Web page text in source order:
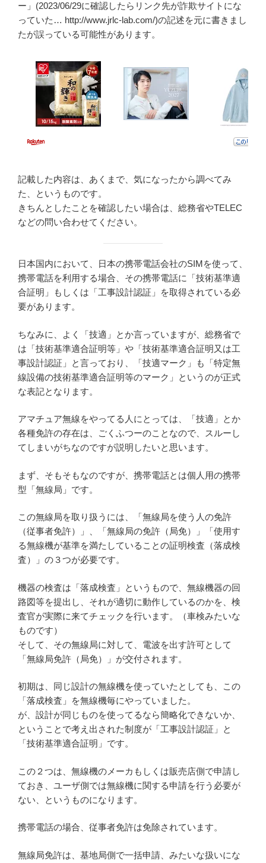
ー」(2023/06/29に確認したらリンク先が詐欺サイトにな
っていた… http://www.jrlc-lab.com/)の記述を元に書きまし
たが誤っている可能性があります。
記載した内容は、あくまで、気になったから調べてみ
た、というものです。
きちんとしたことを確認したい場合は、総務省やTELEC
などの問い合わせてください。
日本国内において、日本の携帯電話会社のSIMを使って、
携帯電話を利用する場合、その携帯電話に「技術基準適
合証明」もしくは「工事設計認証」を取得されている必
要があります。
ちなみに、よく「技適」とか言っていますが、総務省で
は「技術基準適合証明等」や「技術基準適合証明又は工
事設計認証」と言っており、「技適マーク」も「特定無
線設備の技術基準適合証明等のマーク」というのが正式
な表記となります。
アマチュア無線をやってる人にとっては、「技適」とか
各種免許の存在は、ごくふつーのことなので、スルーし
てしまいがちなのですが説明したいと思います。
まず、そもそもなのですが、携帯電話とは個人用の携帯
型「無線局」です。
この無線局を取り扱うには、「無線局を使う人の免許
（従事者免許）」、「無線局の免許（局免）」「使用す
る無線機が基準を満たしていることの証明検査（落成検
査）」の３つが必要です。
機器の検査は「落成検査」というもので、無線機器の回
路図等を提出し、それが適切に動作しているのかを、検
査官が実際に来てチェックを行います。（車検みたいな
ものです）
そして、その無線局に対して、電波を出す許可として
「無線局免許（局免）」が交付されます。
初期は、同じ設計の無線機を使っていたとしても、この
「落成検査」を無線機毎にやっていました。
が、設計が同じものを使ってるなら簡略化できないか、
ということで考え出された制度が「工事設計認証」と
「技術基準適合証明」です。
この２つは、無線機のメーカもしくは販売店側で申請し
ておき、ユーザ側では無線機に関する申請を行う必要が
ない、というものになります。
携帯電話の場合、従事者免許は免除されています。
無線局免許は、基地局側で一括申請、みたいな扱いにな